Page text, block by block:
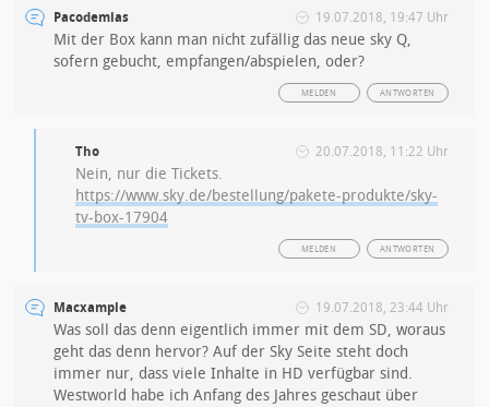
Pacodemias 19.07.2018, 19:47 Uhr
Mit der Box kann man nicht zufällig das neue sky Q,
sofern gebucht, empfangen/abspielen, oder?
ANTWORTEN
MELDEN
Tho 20.07.2018, 11:22 Uhr
Nein, nur die Tickets.
https://www.sky.de/bestellung/pakete-produkte/sky-
tv-box-17904
ANTWORTEN
MELDEN
Macxample 19.07.2018, 23:44 Uhr
Was soll das denn eigentlich immer mit dem SD, woraus
geht das denn hervor? Auf der Sky Seite steht doch
immer nur, dass viele Inhalte in HD verfügbar sind.
Westworld habe ich Anfang des Jahres geschaut über